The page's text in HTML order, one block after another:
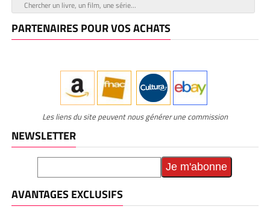
PARTENAIRES POUR VOS ACHATS
Les liens du site peuvent nous générer une commission
NEWSLETTER
AVANTAGES EXCLUSIFS